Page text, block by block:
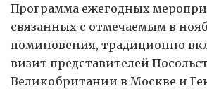
Программа ежегодных
связанных с отмечаемым в
поминовения, традиционно
визит представителей
Великобритании в Москве и